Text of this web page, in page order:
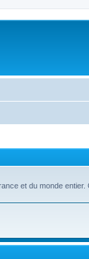
et du monde